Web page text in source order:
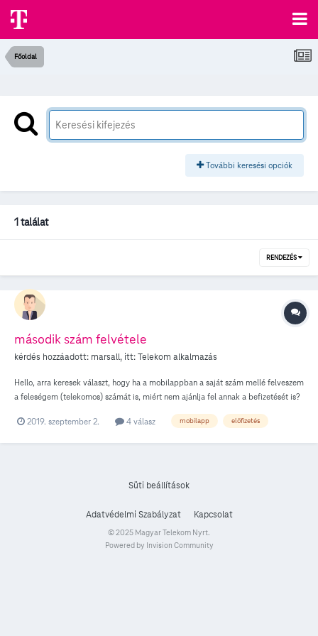
Főoldal
További keresési opciók
1 találat
RENDEZÉS
második szám felvétele
kérdés hozzáadott: marsall, itt:Telekom alkalmazás
Hello, arra keresek választ, hogy ha a mobilappban a saját szám mellé felveszem
a feleségem (telekomos) számát is, miért nem ajánlja fel annak a befizetését is?
2019. szeptember 2.
4 válasz mobilapp előfizetés
Süti beállítások
Adatvédelmi Szabályzat Kapcsolat
© 2025 Magyar Telekom Nyrt.
Powered by Invision Community